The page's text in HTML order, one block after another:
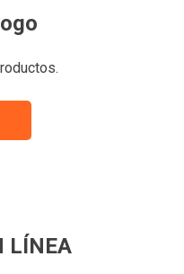
LÍNEA